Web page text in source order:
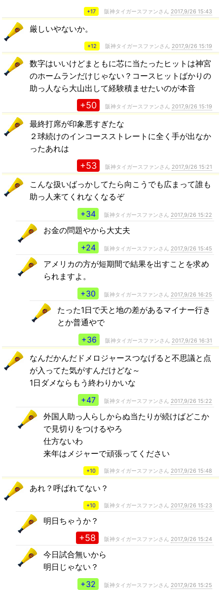
+17 阪神タイガースファンさん 2017,9/26 15:43
厳しいやないか。
+12 阪神タイガースファンさん 2017,9/26 15:19
数字はいいけどまともに芯に当たったヒットは神宮
のホームランだけじゃない？コースヒットばかりの
助っ人なら大山出して経験積ませたいのが本音
+50 阪神タイガースファンさん 2017,9/26 15:19
最終打席が印象悪すぎたな
２球続けのインコースストレートに全く手が出なか
ったあれは
+53 阪神タイガースファンさん 2017,9/26 15:21
こんな扱いばっかしてたら向こうでも広まって誰も
助っ人来てくれなくなるぞ
+34
阪神タイガースファンさん 2017,9/26 15:22
お金の問題やから大丈夫
+24
阪神タイガースファンさん 2017,9/26 15:45
アメリカの方が短期間で結果を出すことを求め
られますよ。
+30
阪神タイガースファンさん 2017,9/26 16:25
たった1日で天と地の差があるマイナー行き
とか普通やで
+36
阪神タイガースファンさん 2017,9/26 16:31
なんだかんだドメロジャースつなげると不思議と点
が入ってた気がすんだけどな～
1日ダメならもう終わりかいな
+47
阪神タイガースファンさん 2017,9/26 15:22
外国人助っ人らしからぬ当たりが続けばどこか
で見切りをつけるやろ
仕方ないわ
来年はメジャーで頑張ってください
+10 阪神タイガースファンさん 2017,9/26 15:48
あれ？呼ばれてない？
+10 阪神タイガースファンさん 2017,9/26 15:23
明日ちゃうか？
+58 阪神タイガースファンさん 2017,9/26 15:24
今日試合無いから
明日じゃない？
+32
阪神タイガースファンさん 2017,9/26 15:25